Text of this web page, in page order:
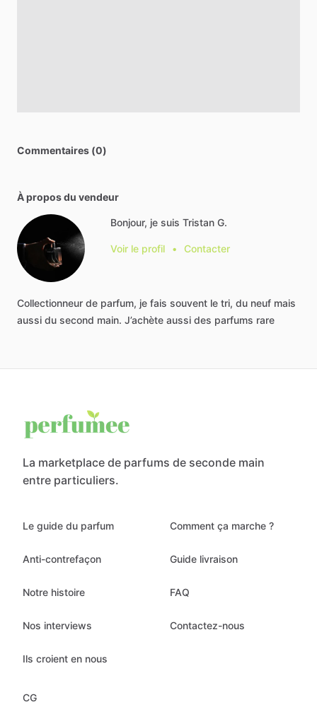
Commentaires (0)
À propos du vendeur
Bonjour, je suis Tristan G.
Voir le profil • Contacter
Collectionneur de parfum, je fais souvent le tri, du neuf mais
aussi du second main. J’achète aussi des parfums rare
La marketplace de parfums de seconde main
entre particuliers.
Le guide du parfum
Anti-contrefaçon
Notre histoire
Nos interviews
Ils croient en nous
Comment ça marche ?
Guide livraison
FAQ
Contactez-nous
CG